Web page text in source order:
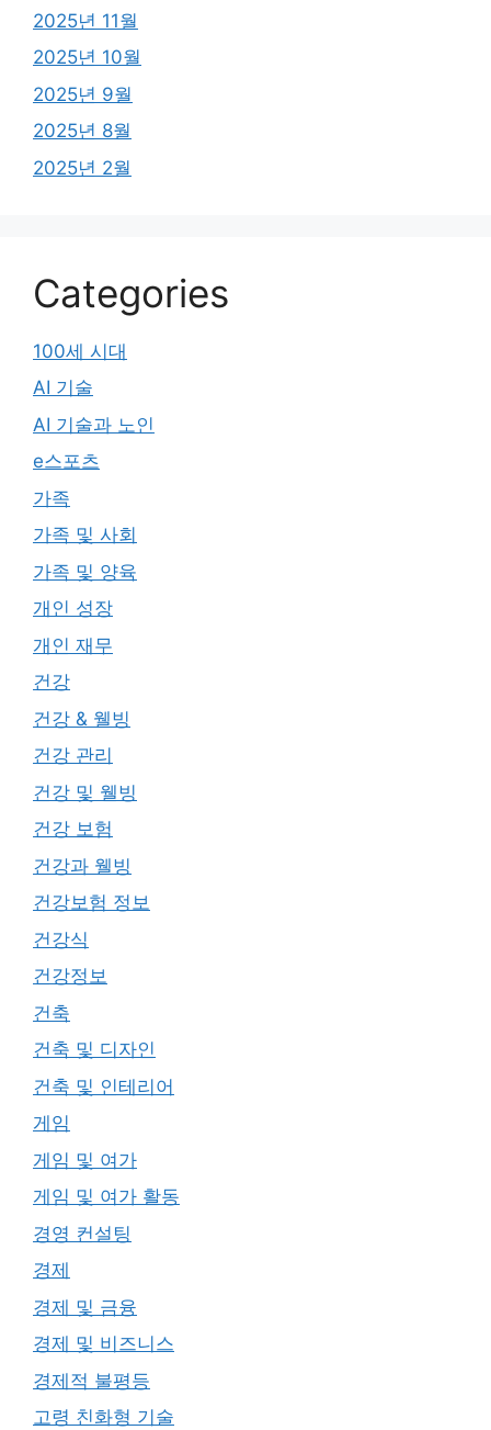
2025년 11월
2025년 10월
2025년 9월
2025년 8월
2025년 2월
Categories
100세 시대
AI 기술
AI 기술과 노인
e스포츠
가족
가족 및 사회
가족 및 양육
개인 성장
개인 재무
건강
건강 & 웰빙
건강 관리
건강 및 웰빙
건강 보험
건강과 웰빙
건강보험 정보
건강식
건강정보
건축
건축 및 디자인
건축 및 인테리어
게임
게임 및 여가
게임 및 여가 활동
경영 컨설팅
경제
경제 및 금융
경제 및 비즈니스
경제적 불평등
고령 친화형 기술